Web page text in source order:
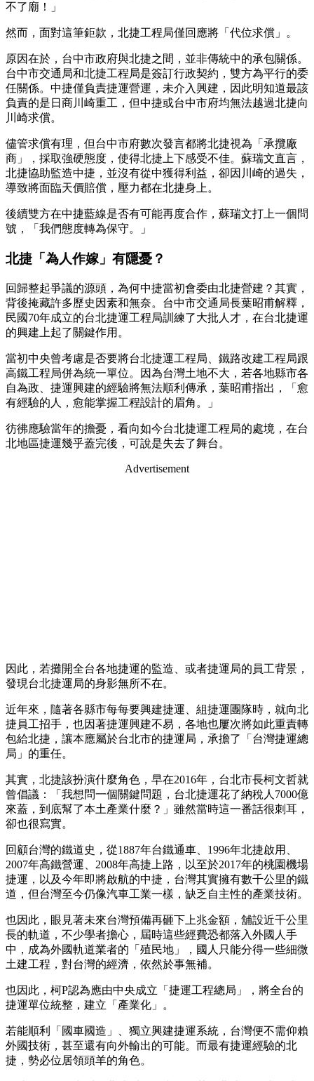
不了廟！」
然而，面對這筆鉅款，北捷工程局僅回應將「代位求償」。
原因在於，台中市政府與北捷之間，並非傳統中的承包關係。
台中市交通局和北捷工程局是簽訂行政契約，雙方為平行的委
任關係。中捷僅負責捷運營運，未介入興建，因此明知道最該
負責的是日商川崎重工，但中捷或台中市府均無法越過北捷向
川崎求償。
儘管求償有理，但台中市府數次發言都將北捷視為「承攬廠
商」，採取強硬態度，使得北捷上下感受不佳。蘇瑞文直言，
北捷協助監造中捷，並沒有從中獲得利益，卻因川崎的過失，
導致將面臨天價賠償，壓力都在北捷身上。
後續雙方在中捷藍線是否有可能再度合作，蘇瑞文打上一個問
號，「我們態度轉為保守。」
北捷「為人作嫁」有隱憂？
回歸整起爭議的源頭，為何中捷當初會委由北捷營建？其實，
背後掩藏許多歷史因素和無奈。台中市交通局長葉昭甫解釋，
民國70年成立的台北捷運工程局訓練了大批人才，在台北捷運
的興建上起了關鍵作用。
當初中央曾考慮是否要將台北捷運工程局、鐵路改建工程局跟
高鐵工程局併為統一單位。因為台灣土地不大，若各地縣市各
自為政、捷運興建的經驗將無法順利傳承，葉昭甫指出，「愈
有經驗的人，愈能掌握工程設計的眉角。」
彷彿應驗當年的擔憂，看向如今台北捷運工程局的處境，在台
北地區捷運幾乎蓋完後，可說是失去了舞台。
Advertisement
因此，若攤開全台各地捷運的監造、或者捷運局的員工背景，
發現台北捷運局的身影無所不在。
近年來，隨著各縣市每每要興建捷運、組捷運團隊時，就向北
捷員工招手，也因著捷運興建不易，各地也屢次將如此重責轉
包給北捷，讓本應屬於台北市的捷運局，承擔了「台灣捷運總
局」的重任。
其實，北捷該扮演什麼角色，早在2016年，台北市長柯文哲就
曾倡議：「我想問一個關鍵問題，台北捷運花了納稅人7000億
來蓋，到底幫了本土產業什麼？」雖然當時這一番話很刺耳，
卻也很寫實。
回顧台灣的鐵道史，從1887年台鐵通車、1996年北捷啟用、
2007年高鐵營運、2008年高捷上路，以至於2017年的桃園機場
捷運，以及今年即將啟航的中捷，台灣其實擁有數千公里的鐵
道，但台灣至今仍像汽車工業一樣，缺乏自主性的產業技術。
也因此，眼見著未來台灣預備再砸下上兆金額，舖設近千公里
長的軌道，不少學者擔心，屆時這些經費恐都落入外國人手
中，成為外國軌道業者的「殖民地」，國人只能分得一些細微
土建工程，對台灣的經濟，依然於事無補。
也因此，柯P認為應由中央成立「捷運工程總局」，將全台的
捷運單位統整，建立「產業化」。
若能順利「國車國造」、獨立興建捷運系統，台灣便不需仰賴
外國技術，甚至還有向外輸出的可能。而最有捷運經驗的北
捷，勢必位居領頭羊的角色。